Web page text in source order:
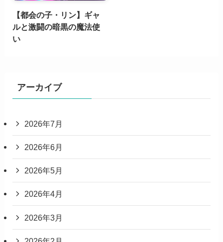
【都会の子・リン】ギャ
ルと激闘の暗黒の魔法使
い
アーカイブ
2026年7月
2026年6月
2026年5月
2026年4月
2026年3月